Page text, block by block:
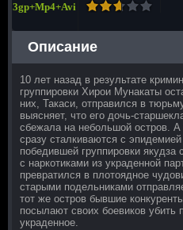
3gp+Mp4+Avi
Описание
10 лет назад в результате
группировки Хирои Мунакаты
них, Такаси, отправился в
выясняет, что его дочь-
сбежала на небольшой остров. А
сразу сталкиваются с
победившей группировки
с наркотиками из украденной
превратился в плотоядное
старыми подельниками
тот же остров бывшие
посылают своих боевиков убить
украденное.